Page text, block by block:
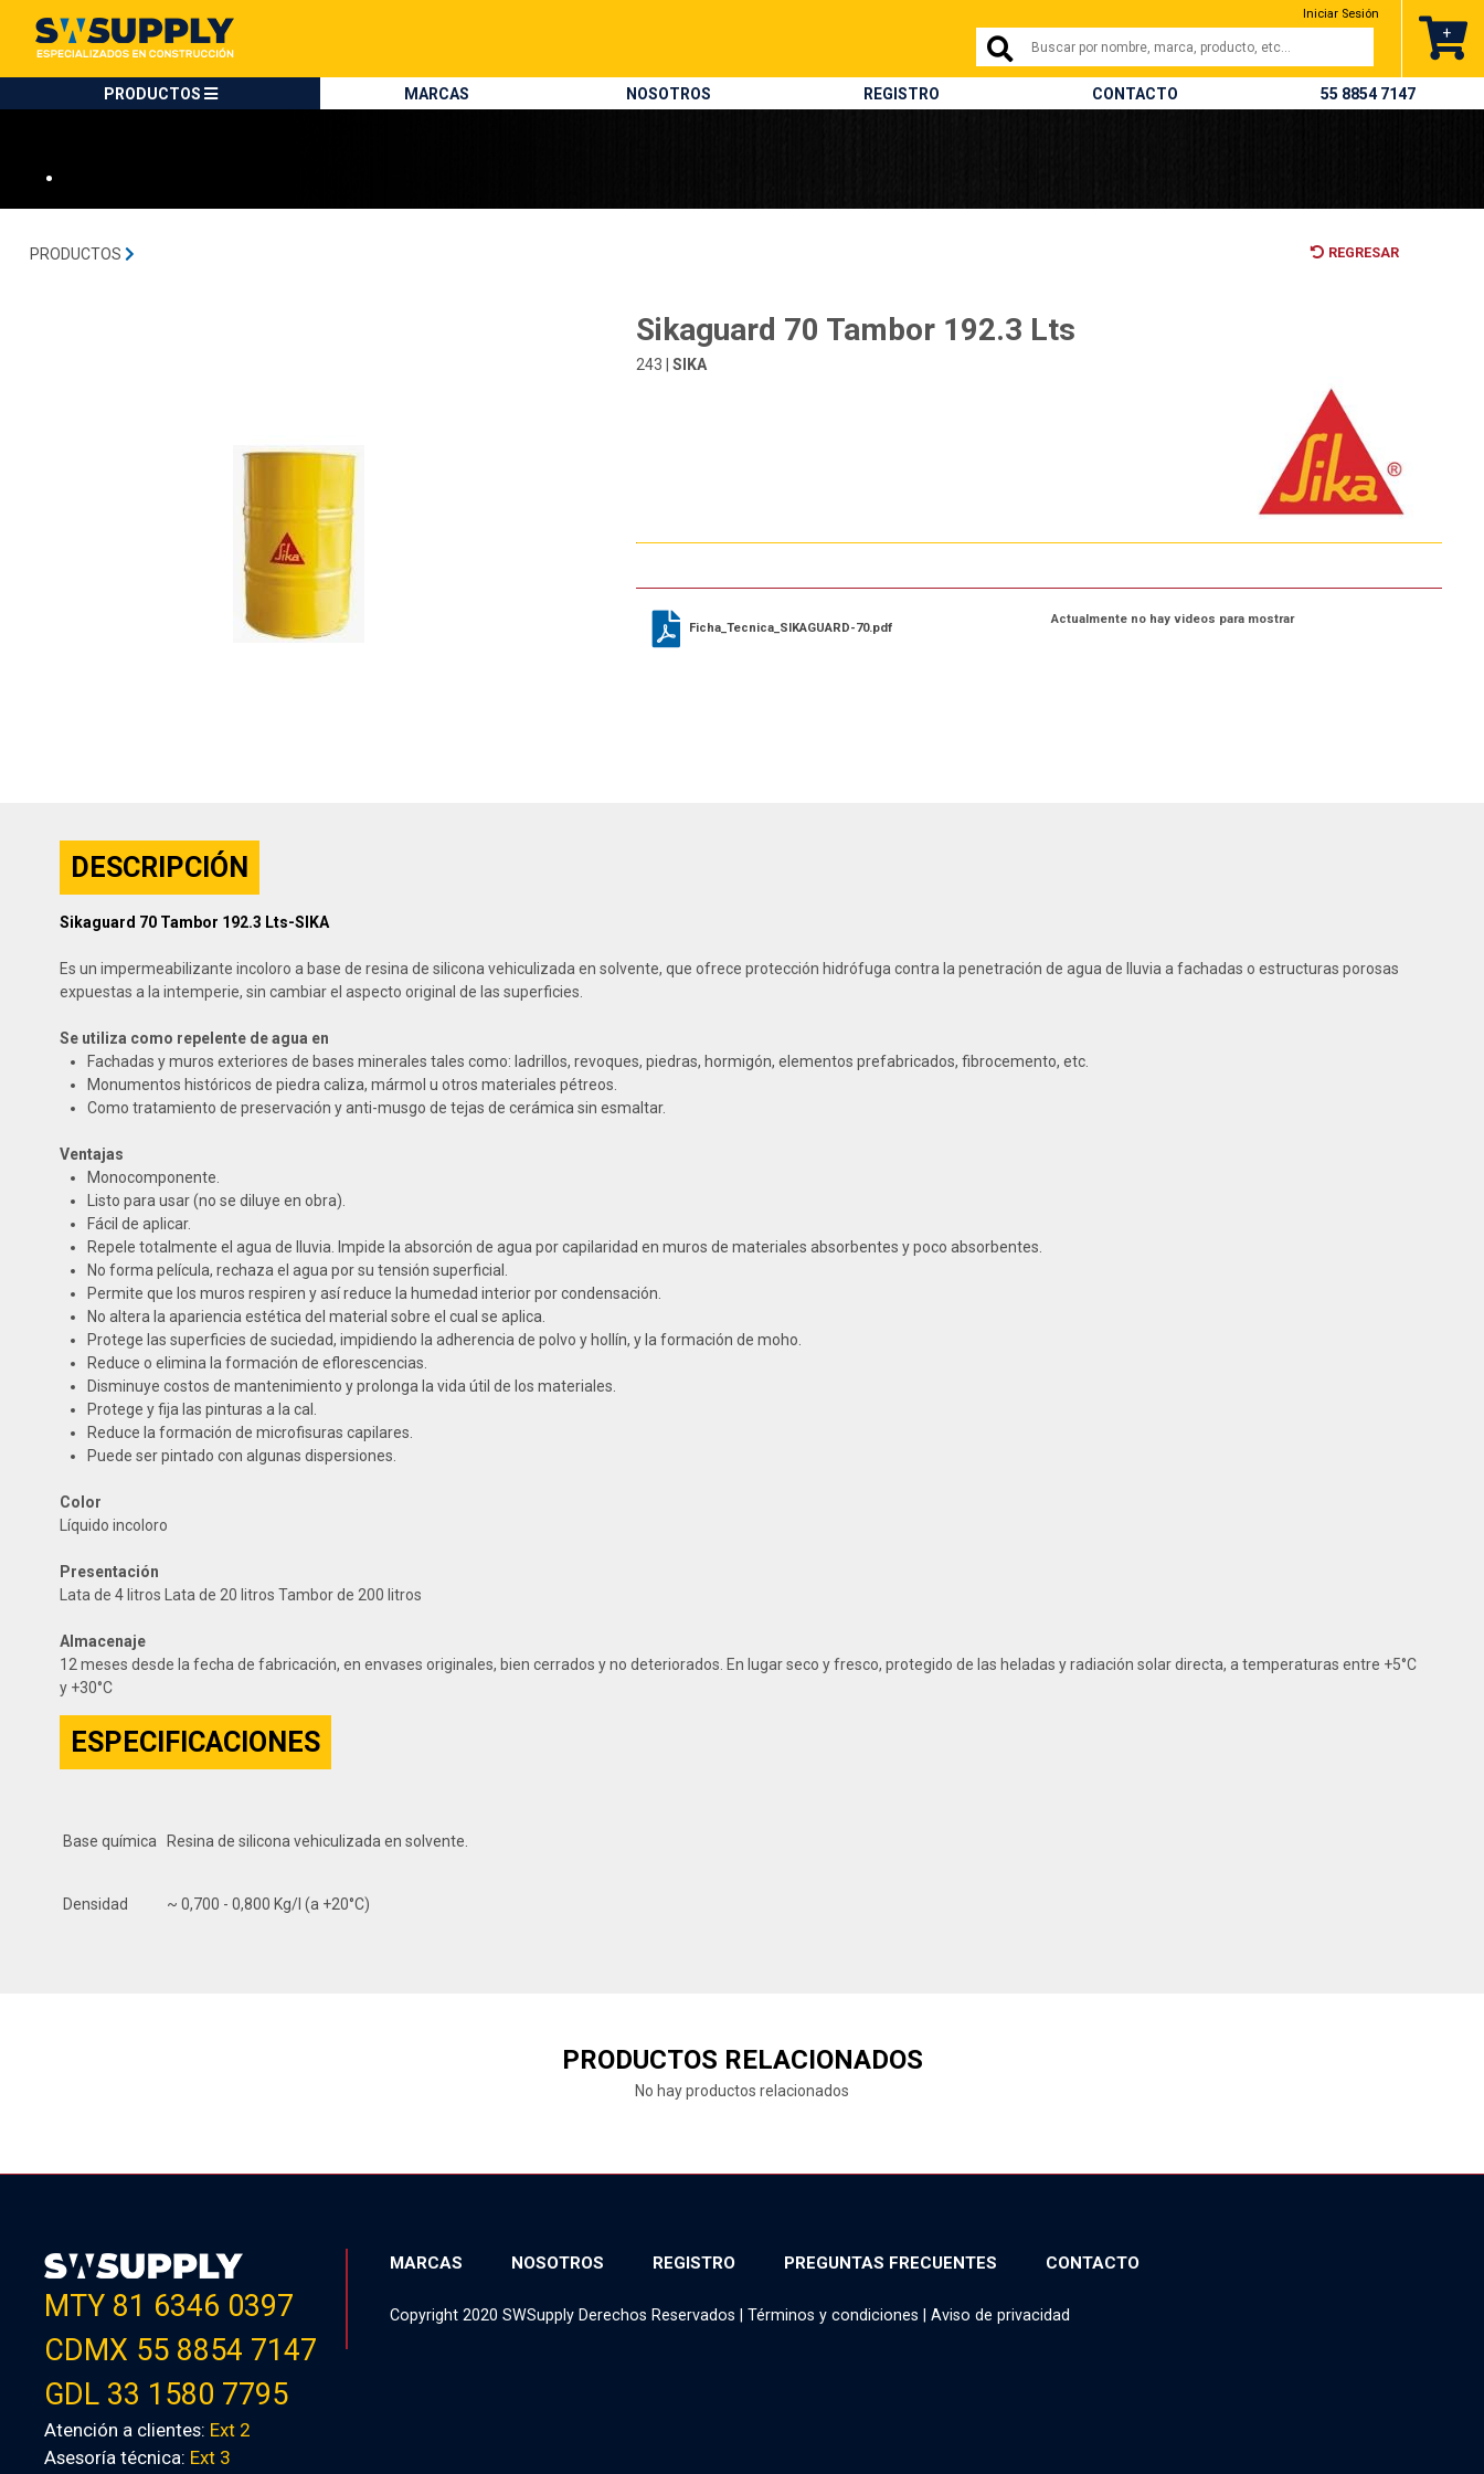
PRODUCTOS MARCAS NOSOTROS REGISTRO CONTACTO 55 8854 7147
Iniciar Sesión
+
•
PRODUCTOS REGRESAR
Sikaguard 70 Tambor 192.3 Lts
243 |SIKA
Ficha_Tecnica_SIKAGUARD-70.pdf
Actualmente no hay videos para mostrar
DESCRIPCIÓN
Sikaguard 70 Tambor 192.3 Lts-SIKA
Es un impermeabilizante incoloro a base de resina de silicona vehiculizada en solvente, que ofrece protección hidrófuga contra la penetración de agua de lluvia a fachadas o estructuras porosas
expuestas a la intemperie, sin cambiar el aspecto original de las superficies.
Se utiliza como repelente de agua en
Fachadas y muros exteriores de bases minerales tales como: ladrillos, revoques, piedras, hormigón, elementos prefabricados, fibrocemento, etc.
Monumentos históricos de piedra caliza, mármol u otros materiales pétreos.
Como tratamiento de preservación y anti-musgo de tejas de cerámica sin esmaltar.
Ventajas
Monocomponente.
Listo para usar (no se diluye en obra).
Fácil de aplicar.
Repele totalmente el agua de lluvia. Impide la absorción de agua por capilaridad en muros de materiales absorbentes y poco absorbentes.
No forma película, rechaza el agua por su tensión superficial.
Permite que los muros respiren y así reduce la humedad interior por condensación.
No altera la apariencia estética del material sobre el cual se aplica.
Protege las superficies de suciedad, impidiendo la adherencia de polvo y hollín, y la formación de moho.
Reduce o elimina la formación de eflorescencias.
Disminuye costos de mantenimiento y prolonga la vida útil de los materiales.
Protege y fija las pinturas a la cal.
Reduce la formación de microfisuras capilares.
Puede ser pintado con algunas dispersiones.
Color
Líquido incoloro
Presentación
Lata de 4 litros Lata de 20 litros Tambor de 200 litros
Almacenaje
12 meses desde la fecha de fabricación, en envases originales, bien cerrados y no deteriorados. En lugar seco y fresco, protegido de las heladas y radiación solar directa, a temperaturas entre +5°C
y +30°C
ESPECIFICACIONES
Base química Resina de silicona vehiculizada en solvente.
Densidad ~ 0,700 - 0,800 Kg/l (a +20°C)
PRODUCTOS RELACIONADOS
No hay productos relacionados
MTY 81 6346 0397
CDMX 55 8854 7147
GDL 33 1580 7795
Atención a clientes: Ext 2
Asesoría técnica: Ext 3
MARCAS NOSOTROS REGISTRO PREGUNTAS FRECUENTES CONTACTO
Copyright 2020 SWSupply Derechos Reservados |Términos y condiciones |Aviso de privacidad